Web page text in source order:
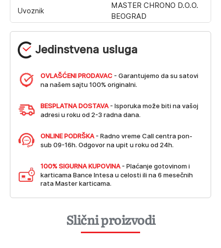
Jedinstvena usluga
OVLAŠĆENI PRODAVAC - Garantujemo da su satovi
na našem sajtu 100% originalni.
BESPLATNA DOSTAVA - Isporuka može biti na vašoj
adresi u roku od 2-3 radna dana.
ONLINE PODRŠKA - Radno vreme Call centra pon-
sub 09-16h. Odgovor na upit u roku od 24h.
100% SIGURNA KUPOVINA - Plaćanje gotovinom i
karticama Bance Intesa u celosti ili na 6 mesečnih
rata Master karticama.
Uvoznik
MASTER CHRONO D.O.O.
BEOGRAD
Slični proizvodi